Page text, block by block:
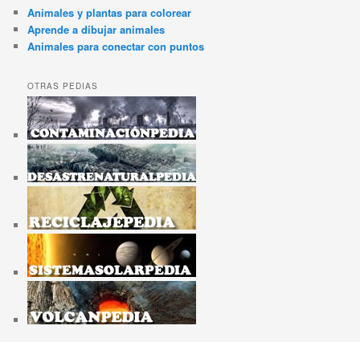
Animales y plantas para colorear
Aprende a dibujar animales
Animales para conectar con puntos
OTRAS PEDIAS